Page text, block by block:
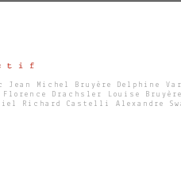
Jean Michel Bruyère Delphine
Drachsler Louise
Richard Castelli Alexandre